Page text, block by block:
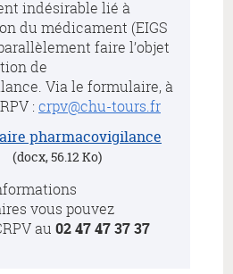
indésirable lié à
du médicament (EIGS
faire l’objet
de
Via le formulaire, à
: crpv@chu-tours.fr
pharmacovigilance
(docx, 56.12 Ko)
vous pouvez
au 02 47 47 37 37